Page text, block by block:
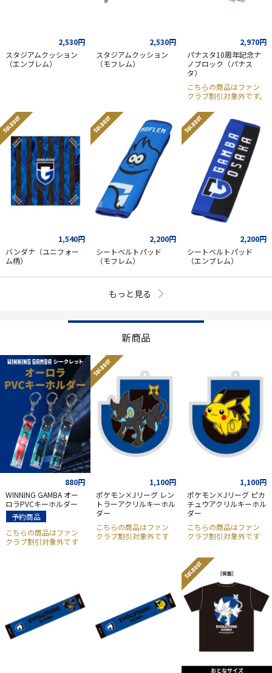
2,530円
スタジアムクッション
（エンブレム）
2,530円
スタジアムクッション
（モフレム）
2,970円
パナスタ10周年記念ナ
ノブロック（パナス
タ）
こちらの商品はファン
クラブ割引対象外です。
SOLD OUT
1,540円
バンダナ（ユニフォー
ム柄）
SOLD OUT
2,200円
シートベルトパッド
（モフレム）
SOLD OUT
2,200円
シートベルトパッド
（エンブレム）
もっと見る
新商品
880円
WINNING GAMBA オー
ロラPVCキーホルダー
予約商品
こちらの商品はファン
クラブ割引対象外です
SOLD OUT
1,100円
ポケモン×Jリーグ レン
トラーアクリルキーホル
ダー
こちらの商品はファン
クラブ割引対象外です
1,100円
ポケモン×Jリーグ ピカ
チュウアクリルキーホル
ダー
こちらの商品はファン
クラブ割引対象外です
SOLD OUT